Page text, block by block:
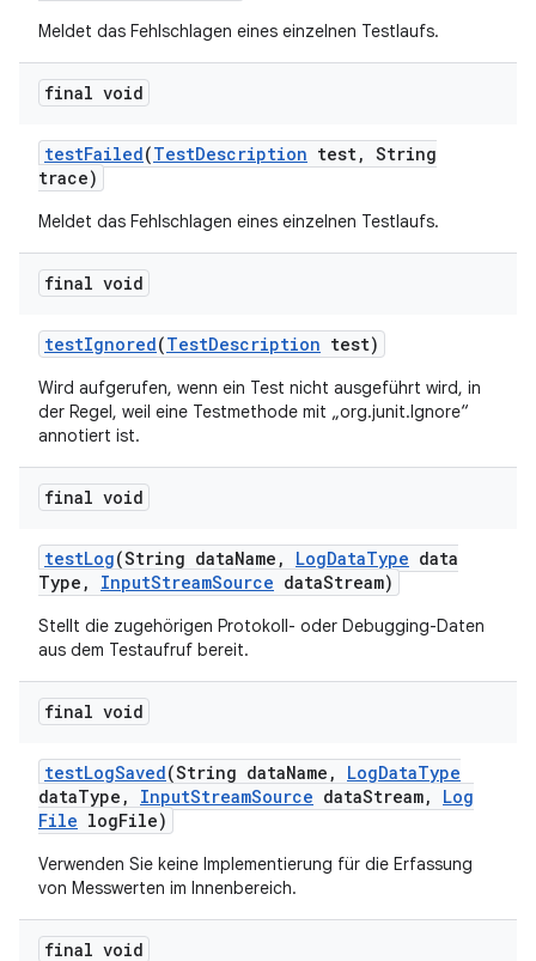
Meldet das Fehlschlagen eines einzelnen Testlaufs.
final void
testFailed(TestDescription test, String
trace)
Meldet das Fehlschlagen eines einzelnen Testlaufs.
final void
testIgnored(TestDescription test)
Wird aufgerufen, wenn ein Test nicht ausgeführt wird, in
der Regel, weil eine Testmethode mit „org.junit.Ignore“
annotiert ist.
final void
testLog(String dataName , LogDataType data
Type , InputStreamSource dataStream)
Stellt die zugehörigen Protokoll- oder Debugging-Daten
aus dem Testaufruf bereit.
final void
testLogSaved(String dataName , LogDataType
dataType , InputStreamSource dataStream,
Log
File logFile)
Verwenden Sie keine Implementierung für die Erfassung
von Messwerten im Innenbereich.
final void